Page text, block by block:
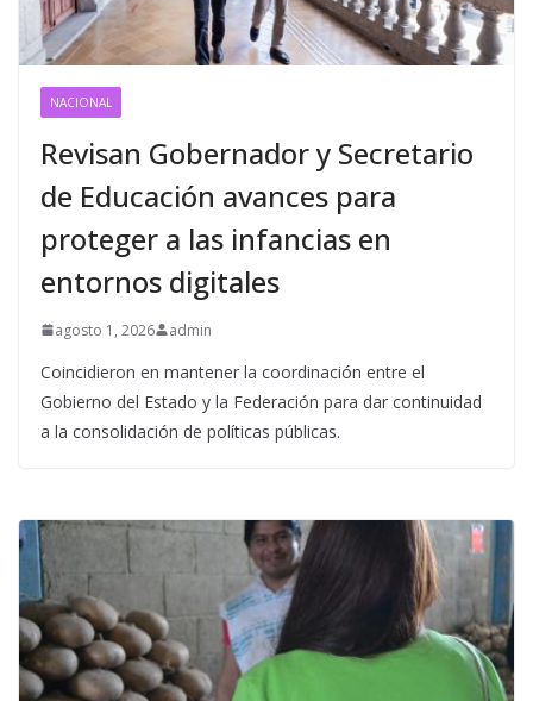
NACIONAL
Revisan Gobernador y Secretario
de Educación avances para
proteger a las infancias en
entornos digitales
agosto 1, 2026 admin
Coincidieron en mantener la coordinación entre el
Gobierno del Estado y la Federación para dar continuidad
a la consolidación de políticas públicas.